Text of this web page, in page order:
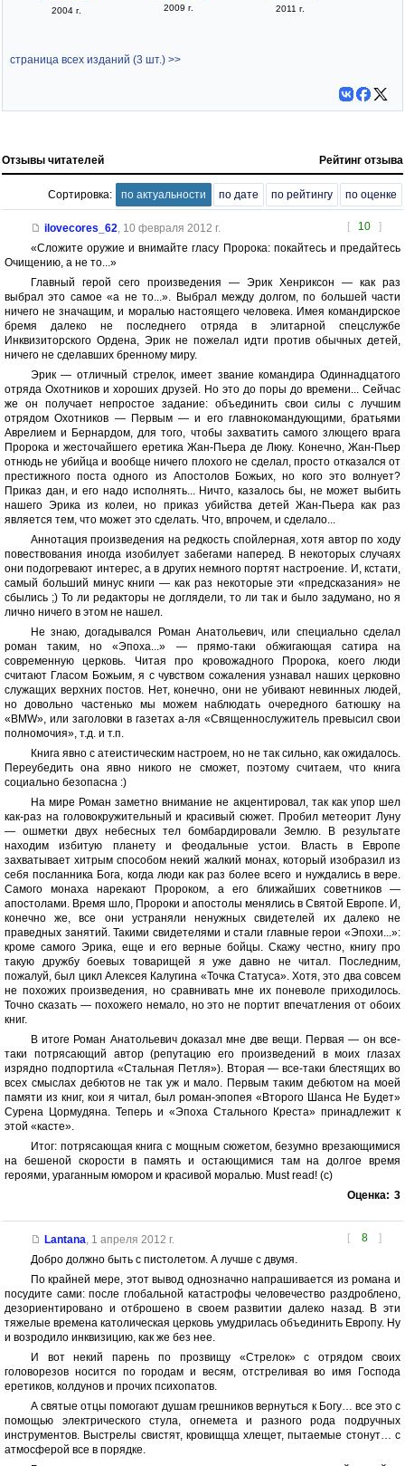
2004 г. 2009 г. 2011 г.
страница всех изданий (3 шт.) >>
Отзывы читателей Рейтинг отзыва
Сортировка: по актуальности по дате по рейтингу по оценке
[ 10 ]
ilovecores_62 10 февраля 2012 г.
«Сложите оружие и внимайте гласу Пророка: покайтесь и предайтесь
Очищению, а не то...»
Главный герой сего произведения — Эрик Хенриксон — как раз
выбрал это самое «а не то...». Выбрал между долгом, по большей части
ничего не значащим, и моралью настоящего человека. Имея командирское
бремя далеко не последнего отряда в элитарной спецслужбе
Инквизиторского Ордена, Эрик не пожелал идти против обычных детей,
ничего не сделавших бренному миру.
Эрик — отличный стрелок, имеет звание командира Одиннадцатого
отряда Охотников и хороших друзей. Но это до поры до времени... Сейчас
же он получает непростое задание: объединить свои силы с лучшим
отрядом Охотников — Первым — и его главнокомандующими, братьями
Аврелием и Бернардом, для того, чтобы захватить самого злющего врага
Пророка и жесточайшего еретика Жан-Пьера де Люку. Конечно, Жан-Пьер
отнюдь не убийца и вообще ничего плохого не сделал, просто отказался от
престижного поста одного из Апостолов Божьих, но кого это волнует?
Приказ дан, и его надо исполнять... Ничто, казалось бы, не может выбить
нашего Эрика из колеи, но приказ убийства детей Жан-Пьера как раз
является тем, что может это сделать. Что, впрочем, и сделало...
Аннотация произведения на редкость спойлерная, хотя автор по ходу
повествования иногда изобилует забегами наперед. В некоторых случаях
они подогревают интерес, а в других немного портят настроение. И, кстати,
самый больший минус книги — как раз некоторые эти «предсказания» не
сбылись ;) То ли редакторы не доглядели, то ли так и было задумано, но я
лично ничего в этом не нашел.
Не знаю, догадывался Роман Анатольевич, или специально сделал
роман таким, но «Эпоха...» — прямо-таки обжигающая сатира на
современную церковь. Читая про кровожадного Пророка, коего люди
считают Гласом Божьим, я с чувством сожаления узнавал наших церковно
служащих верхних постов. Нет, конечно, они не убивают невинных людей,
но довольно частенько мы можем наблюдать очередного батюшку на
«BMW», или заголовки в газетах а-ля «Священнослужитель превысил свои
полномочия», т.д. и т.п.
Книга явно с атеистическим настроем, но не так сильно, как ожидалось.
Переубедить она явно никого не сможет, поэтому считаем, что книга
социально безопасна :)
На мире Роман заметно внимание не акцентировал, так как упор шел
как-раз на головокружительный и красивый сюжет. Пробил метеорит Луну
— ошметки двух небесных тел бомбардировали Землю. В результате
находим избитую планету и феодальные устои. Власть в Европе
захватывает хитрым способом некий жалкий монах, который изобразил из
себя посланника Бога, когда люди как раз более всего и нуждались в вере.
Самого монаха нарекают Пророком, а его ближайших советников —
апостолами. Время шло, Пророки и апостолы менялись в Святой Европе. И,
конечно же, все они устраняли ненужных свидетелей их далеко не
праведных занятий. Такими свидетелями и стали главные герои «Эпохи...»:
кроме самого Эрика, еще и его верные бойцы. Скажу честно, книгу про
такую дружбу боевых товарищей я уже давно не читал. Последним,
пожалуй, был цикл Алексея Калугина «Точка Статуса». Хотя, это два совсем
не похожих произведения, но сравнивать мне их поневоле приходилось.
Точно сказать — похожего немало, но это не портит впечатления от обоих
книг.
В итоге Роман Анатольевич доказал мне две вещи. Первая — он все-
таки потрясающий автор (репутацию его произведений в моих глазах
изрядно подпортила «Стальная Петля»). Вторая — все-таки блестящих во
всех смыслах дебютов не так уж и мало. Первым таким дебютом на моей
памяти из книг, кои я читал, был роман-эпопея «Второго Шанса Не Будет»
Сурена Цормудяна. Теперь и «Эпоха Стального Креста» принадлежит к
этой «касте».
Итог: потрясающая книга с мощным сюжетом, безумно врезающимися
на бешеной скорости в память и остающимися там на долгое время
героями, ураганным юмором и красивой моралью. Must read! (c)
Оценка: 3
[ 8 ]
Lantana 1 апреля 2012 г.
Добро должно быть с пистолетом. А лучше с двумя.
По крайней мере, этот вывод однозначно напрашивается из романа и
посудите сами: после глобальной катастрофы человечество раздроблено,
дезориентировано и отброшено в своем развитии далеко назад. В эти
тяжелые времена католическая церковь умудрилась объединить Европу. Ну
и возродило инквизицию, как же без нее.
И вот некий парень по прозвищу «Стрелок» с отрядом своих
головорезов носится по городам и весям, отстреливая во имя Господа
еретиков, колдунов и прочих психопатов.
А святые отцы помогают душам грешников вернуться к Богу… все это с
помощью электрического стула, огнемета и разного рода подручных
инструментов. Выстрелы свистят, кровищща хлещет, пытаемые стонут… с
атмосферой все в порядке.